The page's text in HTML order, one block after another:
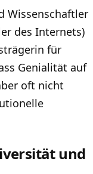
Wissenschaftler
des Internets)
für
Genialität auf
oft nicht
und